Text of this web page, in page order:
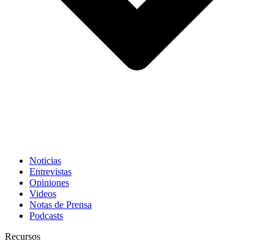
Noticias
Entrevistas
Opiniones
Videos
Notas de Prensa
Podcasts
Recursos